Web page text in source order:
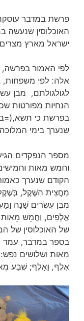
פרשת במדבר
האוכלוסין שנעשה
ישראל מארץ
לפי האמור בפרשה,
אלה: לפי משפחות,
לגולגולתם, מבן
הנחיות מפורטות
בפרשת כי
שנערך בימי
מספר הנפקדים
וחמש מאות
הקודם שנערך
מַחֲצִית הַשֶּׁקֶל,
מִבֶּן עֶשְׂרִים שָׁנָה
אֲלָפִים, וַחֲמֵשׁ
של האוכלוסין של
בספר במדבר, עמד
מאות ושלושים
אֶלֶף, וָאָלֶף; שְׁבַע